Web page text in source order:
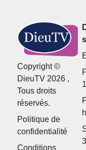
Copyright ©
DieuTV 2026 ,
Tous droits
réservés.
Politique de
confidentialité
Conditions